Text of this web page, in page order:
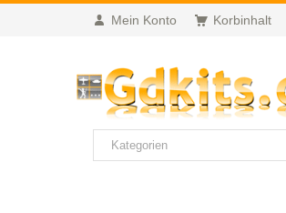
Mein Konto Korbinhalt